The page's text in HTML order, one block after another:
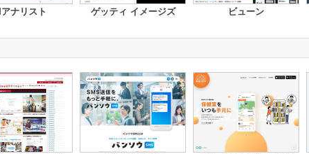
ナリスト ゲッティ イメージズ ビューン